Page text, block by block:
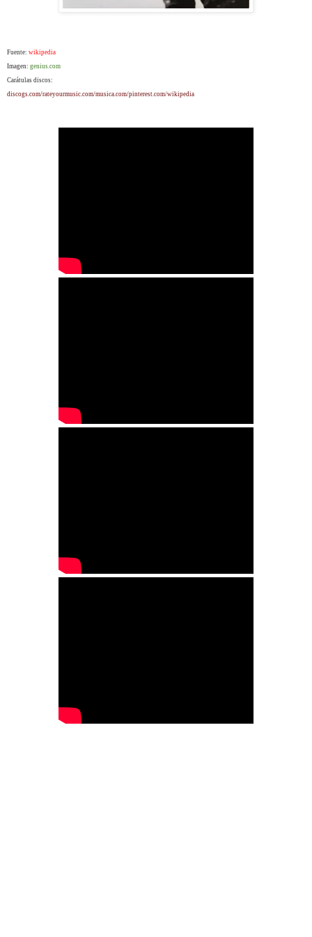
Fuente: wikipedia
Imagen: genius.com
Carátulas discos:
discogs.com/rateyourmusic.com/musica.com/pinterest.com/wikipedia